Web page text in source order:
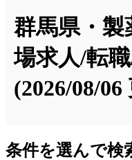
群馬県・製
場求人/転
(2026/08/06
条件を選んで検